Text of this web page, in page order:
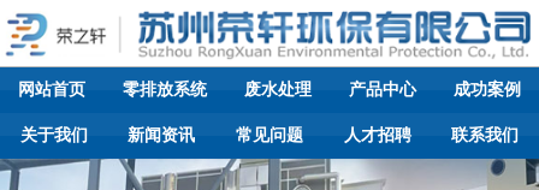
网站首页 零排放系统 废水处理 产品中心 成功案例
关于我们 新闻资讯 常见问题 人才招聘 联系我们